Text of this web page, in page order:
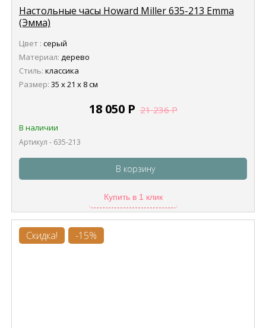
Настольные часы Howard Miller 635-213 Emma
(Эмма)
Цвет : серый
Материал: дерево
Стиль: классика
Размер: 35 х 21 х 8 см
18 050 Р 21 236Р
В наличии
Артикул - 635-213
В корзину
Купить в 1 клик
Скидка! -15%